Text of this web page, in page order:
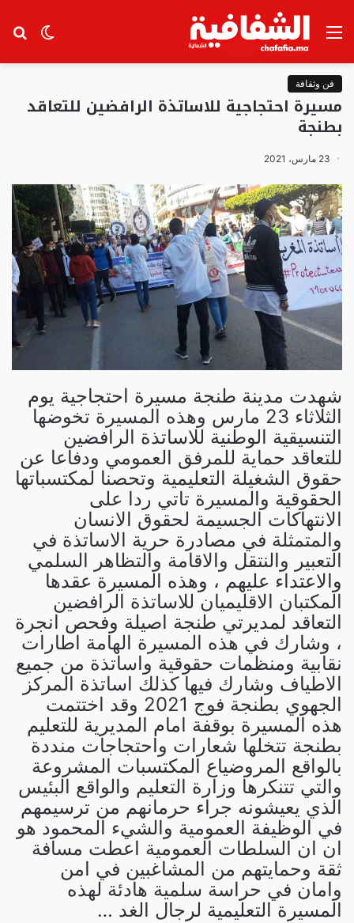
الوضع
القائمة
فن وثقافة
مسيرة احتجاجية للاساتذة الرافضين للتعاقد
بطنجة
23 مارس، 2021
شهدت مدينة طنجة مسيرة احتجاجية يوم
الثلاثاء 23 مارس وهذه المسيرة تخوضها
التنسيقية الوطنية للاساتذة الرافضين
للتعاقد حماية للمرفق العمومي ودفاعا عن
حقوق الشغيلة التعليمية وتحصنا لمكتسباتها
الحقوقية والمسيرة تاتي ردا على
الانتهاكات الجسيمة لحقوق الانسان
والمتمثلة في مصادرة حرية الاساتذة في
التعبير والنتقل والاقامة والتظاهر السلمي
والاعتداء عليهم ، وهذه المسيرة عقدها
المكتبان الاقليميان للاساتذة الرافضين
التعاقد لمديرتي طنجة اصيلة وفحص انجرة
، وشارك في هذه المسيرة الهامة اطارات
نقابية ومنظمات حقوقية واساتذة من جميع
الاطياف وشارك فيها كذلك اساتذة المركز
الجهوي بطنجة فوج 2021 وقد اختتمت
هذه المسيرة بوقفة امام المديرية للتعليم
بطنجة تتخلها شعارات واحتجاجات منددة
بالواقع المروضياع المكتسبات المشروعة
والتي تتنكرها وزارة التعليم والواقع البئيس
الذي يعيشونه جراء حرمانهم من ترسيمهم
في الوظيفة العمومية والشيء المحمود هو
ان ان السلطات العمومية اعطت مسافة
ثقة وحمايتهم من المشاغبين في امن
وامان في حراسة سلمية هادئة لهذه
المسيرة التعليمية لرجال الغد …